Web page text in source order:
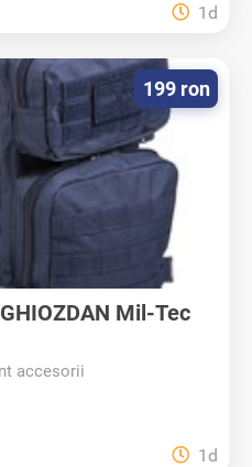
1d
Mil-Tec
accesorii
199 ron
1d